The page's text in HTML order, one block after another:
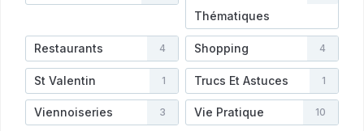
Thématiques
Restaurants 4 Shopping 4
St Valentin 1 Trucs Et Astuces 1
Viennoiseries 3 Vie Pratique 10